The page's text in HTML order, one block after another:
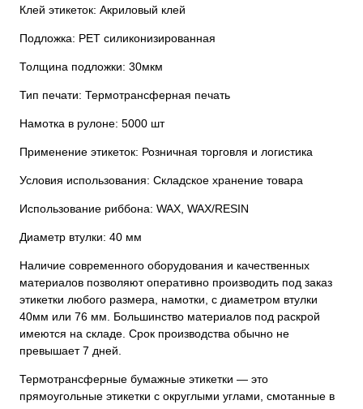
Клей этикеток: Акриловый клей
Подложка: РЕТ силиконизированная
Толщина подложки: 30мкм
Тип печати: Термотрансферная печать
Намотка в рулоне: 5000 шт
Применение этикеток: Розничная торговля и логистика
Условия использования: Складское хранение товара
Использование риббона: WAX, WAX/RESIN
Диаметр втулки: 40 мм
Наличие современного оборудования и качественных
материалов позволяют оперативно производить под заказ
этикетки любого размера, намотки, с диаметром втулки
40мм или 76 мм. Большинство материалов под раскрой
имеются на складе. Срок производства обычно не
превышает 7 дней.
Термотрансферные бумажные этикетки — это
прямоугольные этикетки с округлыми углами, смотанные в